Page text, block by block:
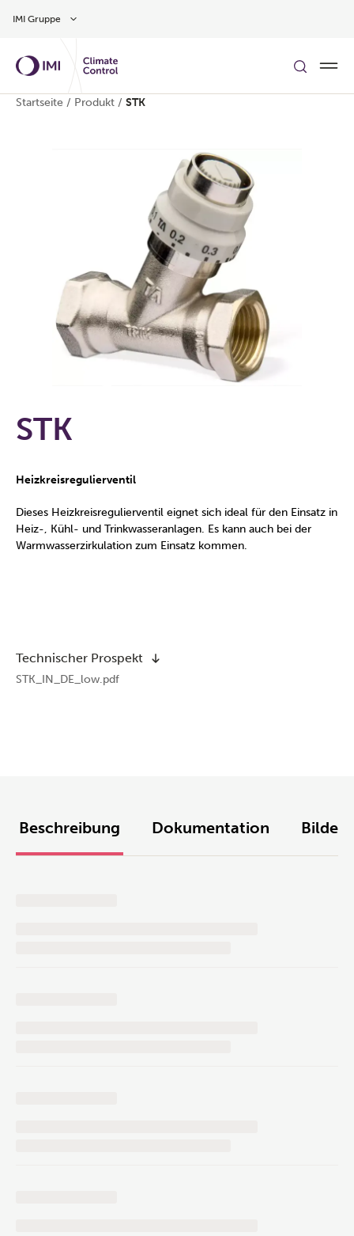
IMI Gruppe
Startseite / Produkt / STK
STK
Heizkreisregulierventil
Dieses Heizkreisregulierventil eignet sich ideal für den Einsatz in
Heiz-, Kühl- und Trinkwasseranlagen. Es kann auch bei der
Warmwasserzirkulation zum Einsatz kommen.
Technischer Prospekt
STK_IN_DE_low.pdf
Beschreibung Dokumentation Bilder